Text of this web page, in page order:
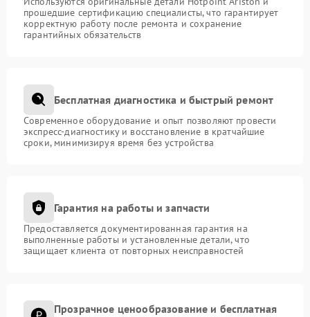
прошедшие сертификацию специалисты, что гарантирует
корректную работу после ремонта и сохранение
гарантийных обязательств
Бесплатная диагностика и быстрый ремонт
Современное оборудование и опыт позволяют провести
экспресс-диагностику и восстановление в кратчайшие
сроки, минимизируя время без устройства
Гарантия на работы и запчасти
Предоставляется документированная гарантия на
выполненные работы и установленные детали, что
защищает клиента от повторных неисправностей
Прозрачное ценообразование и бесплатная